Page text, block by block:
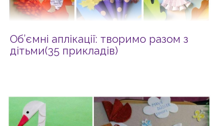
Об’ємні аплікації: творимо разом з
дітьми(35 прикладів)